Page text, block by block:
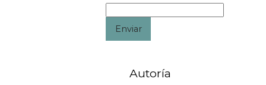
Enviar
Autoría